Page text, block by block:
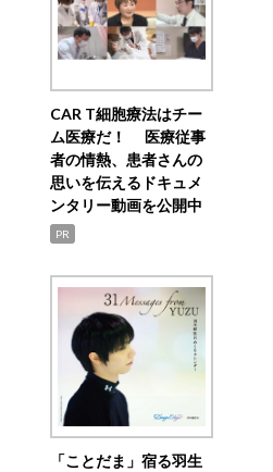
CAR T細胞療法はチー
ム医療だ！ 医療従事
者の情熱、患者さんの
思いを伝えるドキュメ
ンタリー動画を公開中
PR
「ことだま」宿る羽生